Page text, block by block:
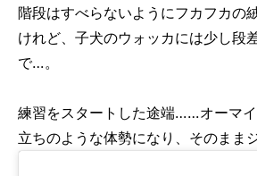
階段はすべらないようにフカフカの
けれど、子犬のウォッカには少し段
で…。
練習をスタートした途端……オーマ
立ちのような体勢になり、そのまま